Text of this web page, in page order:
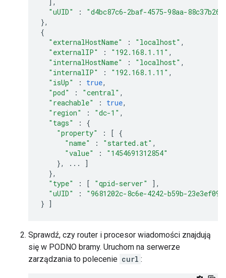
"uUID"
:
"d4bc87c6-2baf-4575-98aa-
},
{
"externalHostName"
: "localhost" ,
"externalIP"
: "192.168.1.11" ,
"internalHostName"
: "localhost" ,
"internalIP"
: "192.168.1.11" ,
"isUp"
: true,
"pod"
: "central" ,
"reachable"
: true,
"region"
: "dc-1" ,
"tags"
:
{
"property"
: [ {
"name"
: "started.at" ,
"value"
:
"1454691312854"
},
...
]
},
"type"
: [ "qpid-server"
],
"uUID"
:
"9681202c-8c6e-4242-b59b-
} ]
Sprawdź, czy router i procesor wiadomości znajdują
się w PODNO bramy. Uruchom na serwerze
zarządzania to polecenie curl :